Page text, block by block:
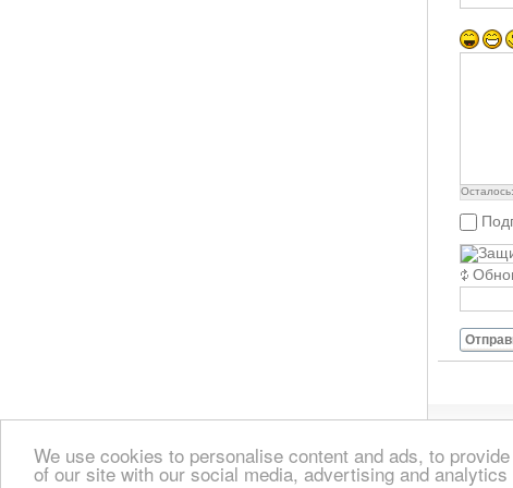
We use cookies to personalise content and ads, to
of our site with our social media, advertising and
Осталось:
Главная Зарегистрироваться на Crete TOURnet